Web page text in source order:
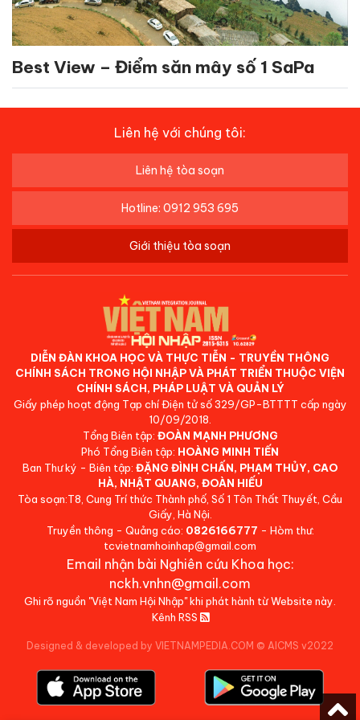
Best View – Điểm săn mây số 1 SaPa
Liên hệ với chúng tôi:
Liên hệ tòa soạn
Hotline: 0912 953 695
Giới thiệu tòa soạn
DIỄN ĐÀN KHOA HỌC VÀ THỰC TIỄN - TRUYỀN THÔNG
CHÍNH SÁCH TRONG HỘI NHẬP VÀ PHÁT TRIỂN THUỘC VIỆN
CHÍNH SÁCH, PHÁP LUẬT VÀ QUẢN LÝ
Giấy phép hoạt động Tạp chí Điện tử số 329/GP-BTTTT cấp ngày
10/09/2018.
Tổng Biên tập: ĐOÀN MẠNH PHƯƠNG
Phó Tổng Biên tập: HOÀNG MINH TIẾN
Ban Thư ký - Biên tập: ĐẶNG ĐÌNH CHẤN, PHẠM THỦY, CAO
HÀ, NHẬT QUANG, ĐOÀN HIẾU
Tòa soạn:T8, Cung Trí thức Thành phố, Số 1 Tôn Thất Thuyết, Cầu
Giấy, Hà Nội.
Truyền thông - Quảng cáo: 0826166777 - Hòm thư:
tcvietnamhoinhap@gmail.com
Email nhận bài Nghiên cứu Khoa học:
nckh.vnhn@gmail.com
Ghi rõ nguồn "Việt Nam Hội Nhập" khi phát hành từ Website này.
Kênh RSS
Designed & developed by VIETNAMPEDIA.COM © AICMS v2022